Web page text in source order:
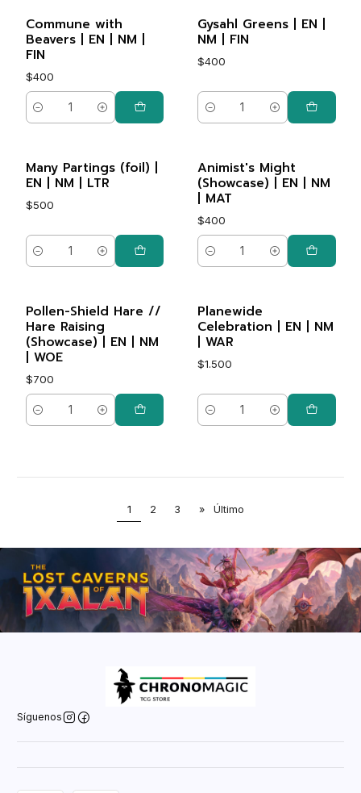
Commune with
Beavers | EN | NM |
FIN
$400
Cantidad
Gysahl Greens | EN |
NM | FIN
$400
Cantidad
Many Partings (foil) |
EN | NM | LTR
$500
Cantidad
Animist's Might
(Showcase) | EN | NM
| MAT
$400
Cantidad
Pollen-Shield Hare //
Hare Raising
(Showcase) | EN | NM
| WOE
$700
Cantidad
Planewide
Celebration | EN | NM
| WAR
$1.500
Cantidad
1 2 3 » Último
Síguenos